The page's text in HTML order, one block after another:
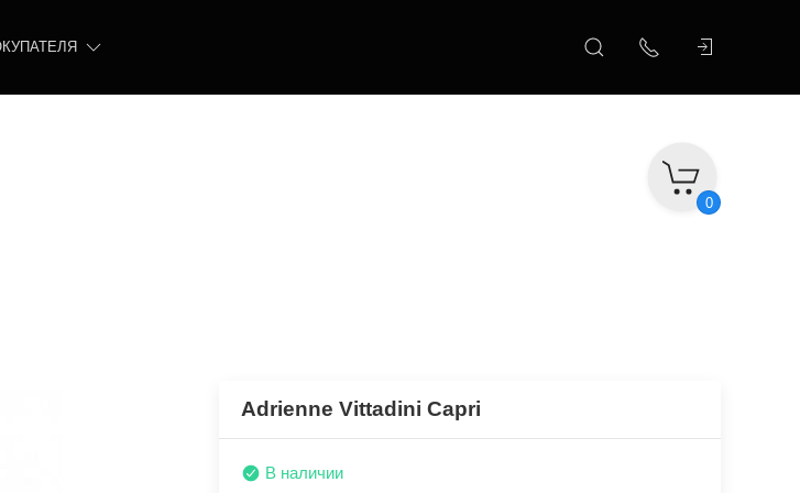
0
Adrienne Vittadini Capri
В наличии